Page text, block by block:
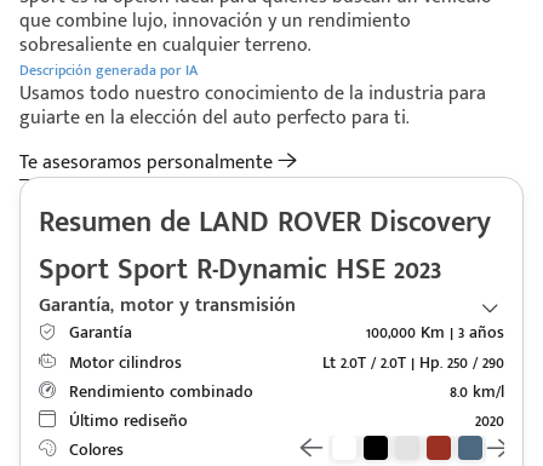
Escríbenos
+528121278366
Código
que combine lujo, innovación y un rendimiento
sobresaliente en cualquier terreno.
Descripción generada por IA
Usamos todo nuestro conocimiento de la industria para
guiarte en la elección del auto perfecto para ti.
Te asesoramos personalmente
Resumen de LAND ROVER Discovery
Sport Sport R-Dynamic HSE 2023
Garantía, motor y transmisión
Garantía
100,000 Km | 3 años
Motor cilindros
Lt 2.0T / 2.0T | Hp. 250 / 290
Rendimiento combinado
8.0 km/l
Último rediseño
2020
Colores